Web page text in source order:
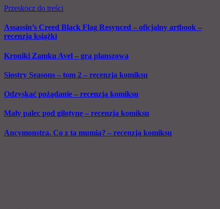
Przeskocz do treści
Assassin’s Creed Black Flag Resynced – oficjalny artbook –
recenzja książki
Kroniki Zamku Avel – gra planszowa
Siostry Seasons – tom 2 – recenzja komiksu
Odzyskać pożądanie – recenzja komiksu
Mały palec pod gilotynę – recenzja komiksu
Ancymonstra. Co z tą mumią? – recenzja komiksu